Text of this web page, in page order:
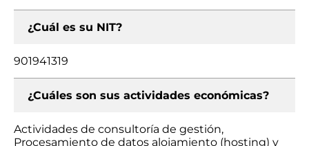
¿Cuál es su NIT?
901941319
¿Cuáles son sus actividades económicas?
Actividades de consultoría de gestión,
Procesamiento de datos alojamiento (hosting) y